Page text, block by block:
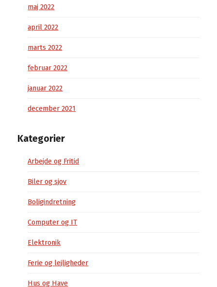
maj 2022
april 2022
marts 2022
februar 2022
januar 2022
december 2021
Kategorier
Arbejde og Fritid
Biler og sjov
Boligindretning
Computer og IT
Elektronik
Ferie og lejligheder
Hus og Have